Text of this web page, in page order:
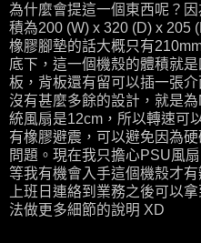
為什麼會提這一個東西呢？
積為200 (W) x 320 (D) x 205
橡膠腳墊的話大概只有
底下，這一個機殼的體積就
板，背板還有留可以插一張
沒有甚麼多餘的設計，就是
統風扇是12cm，所以轉速可
有橡膠避震，可以避免因為
問題。現在我只擔心PSU風
等我有機會入手這個機殼才
上班日連絡到業務之後可以
法做更多細節的說明 XD